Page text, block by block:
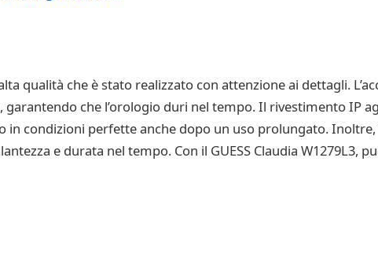
qualità che è stato realizzato con attenzione ai dettagli.
garantendo che l’orologio duri nel tempo. Il rivestimento IP
in condizioni perfette anche dopo un uso prolungato.
e durata nel tempo. Con il GUESS Claudia W1279L3,